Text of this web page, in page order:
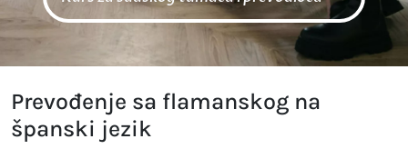
Prevođenje sa flamanskog na
španski jezik